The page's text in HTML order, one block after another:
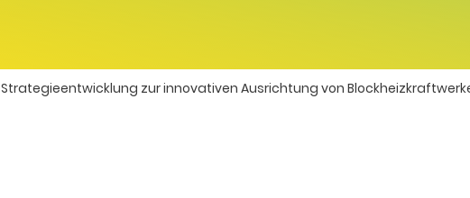
Strategieentwicklung zur innovativen Ausrichtung von